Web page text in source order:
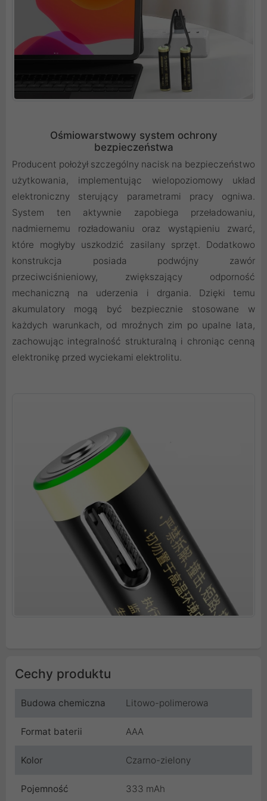
Ośmiowarstwowy system ochrony
bezpieczeństwa
Producent położył szczególny nacisk na bezpieczeństwo
użytkowania, implementując wielopoziomowy układ
elektroniczny sterujący parametrami pracy ogniwa.
System ten aktywnie zapobiega przeładowaniu,
nadmiernemu rozładowaniu oraz wystąpieniu zwarć,
które mogłyby uszkodzić zasilany sprzęt. Dodatkowo
konstrukcja posiada podwójny zawór
przeciwciśnieniowy, zwiększający odporność
mechaniczną na uderzenia i drgania. Dzięki temu
akumulatory mogą być bezpiecznie stosowane w
każdych warunkach, od mroźnych zim po upalne lata,
zachowując integralność strukturalną i chroniąc cenną
elektronikę przed wyciekami elektrolitu.
Cechy produktu
Budowa chemiczna Litowo-polimerowa
Format baterii AAA
Kolor Czarno-zielony
Pojemność 333 mAh